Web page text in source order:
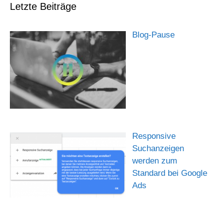
Letzte Beiträge
Blog-Pause
Responsive
Suchanzeigen
werden zum
Standard bei Google
Ads